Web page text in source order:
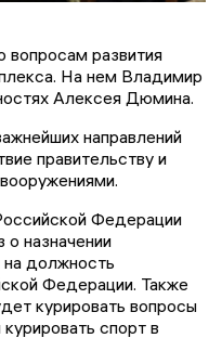
развития
На нем Владимир
Алексея Дюмина.
направлений
правительству и
Федерации
назначении
на должность
Федерации. Также
курировать вопросы
спорт в